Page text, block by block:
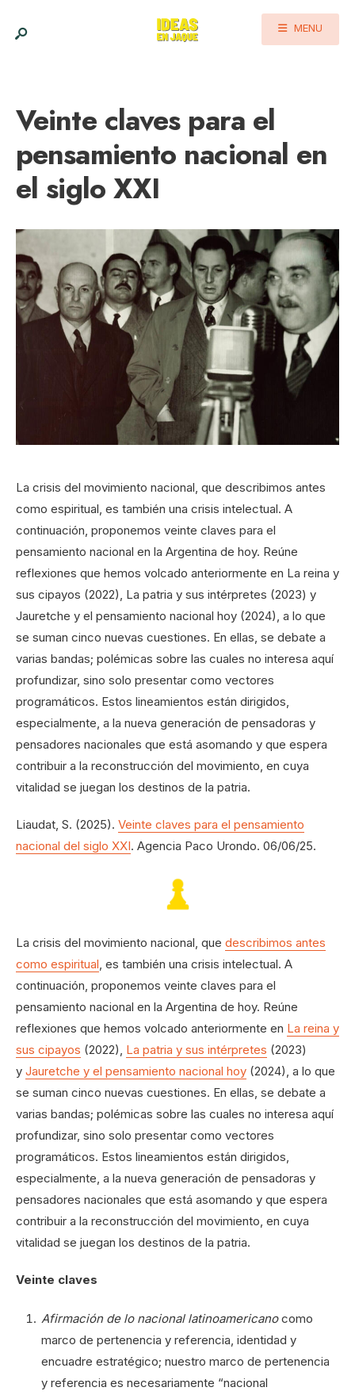
MENU
Veinte claves para el
pensamiento nacional en
el siglo XXI
La crisis del movimiento nacional, que describimos antes
como espiritual, es también una crisis intelectual. A
continuación, proponemos veinte claves para el
pensamiento nacional en la Argentina de hoy. Reúne
reflexiones que hemos volcado anteriormente en La reina y
sus cipayos (2022), La patria y sus intérpretes (2023) y
Jauretche y el pensamiento nacional hoy (2024), a lo que
se suman cinco nuevas cuestiones. En ellas, se debate a
varias bandas; polémicas sobre las cuales no interesa aquí
profundizar, sino solo presentar como vectores
programáticos. Estos lineamientos están dirigidos,
especialmente, a la nueva generación de pensadoras y
pensadores nacionales que está asomando y que espera
contribuir a la reconstrucción del movimiento, en cuya
vitalidad se juegan los destinos de la patria.
Liaudat, S. (2025). Veinte claves para el pensamiento
nacional del siglo XXI. Agencia Paco Urondo. 06/06/25.
La crisis del movimiento nacional, que describimos antes
como espiritual, es también una crisis intelectual. A
continuación, proponemos veinte claves para el
pensamiento nacional en la Argentina de hoy. Reúne
reflexiones que hemos volcado anteriormente en La reina y
sus cipayos (2022), La patria y sus intérpretes (2023)
y Jauretche y el pensamiento nacional hoy (2024), a lo que
se suman cinco nuevas cuestiones. En ellas, se debate a
varias bandas; polémicas sobre las cuales no interesa aquí
profundizar, sino solo presentar como vectores
programáticos. Estos lineamientos están dirigidos,
especialmente, a la nueva generación de pensadoras y
pensadores nacionales que está asomando y que espera
contribuir a la reconstrucción del movimiento, en cuya
vitalidad se juegan los destinos de la patria.
Veinte claves
Afirmación de lo nacional latinoamericanocomo
marco de pertenencia y referencia, identidad y
encuadre estratégico; nuestro marco de pertenencia
y referencia es necesariamente “nacional